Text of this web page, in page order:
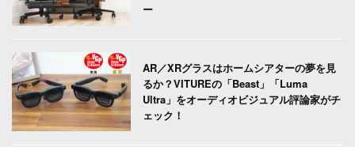
ー
AR／XRグラスはホームシアターの夢を見
るか？VITUREの「Beast」「Luma
Ultra」をオーディオビジュアル評論家がチ
ェック！